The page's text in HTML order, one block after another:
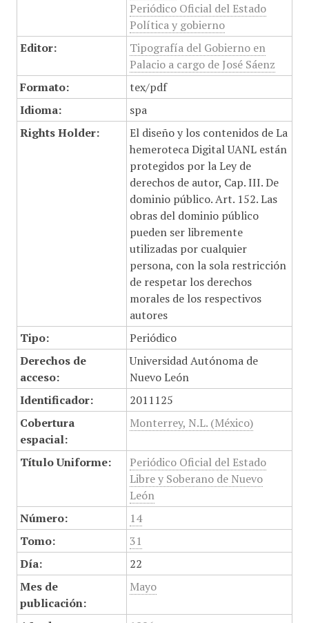
Periódico Oficial del Estado
Política y gobierno
Editor:
Tipografía del Gobierno en
Palacio a cargo de José Sáenz
Formato:
tex/pdf
Idioma:
spa
Rights Holder:
El diseño y los contenidos de La
hemeroteca Digital UANL están
protegidos por la Ley de
derechos de autor, Cap. III. De
dominio público. Art. 152. Las
obras del dominio público
pueden ser libremente
utilizadas por cualquier
persona, con la sola restricción
de respetar los derechos
morales de los respectivos
autores
Tipo:
Periódico
Derechos de
acceso:
Universidad Autónoma de
Nuevo León
Identificador:
2011125
Cobertura
espacial:
Monterrey, N.L. (México)
Título Uniforme:
Periódico Oficial del Estado
Libre y Soberano de Nuevo
León
Número:
14
Tomo:
31
Día:
22
Mes de
publicación:
Mayo